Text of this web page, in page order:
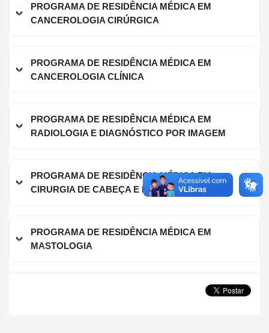
PROGRAMA DE RESIDÊNCIA MÉDICA EM
CANCEROLOGIA CIRÚRGICA
PROGRAMA DE RESIDÊNCIA MÉDICA EM
CANCEROLOGIA CLÍNICA
PROGRAMA DE RESIDÊNCIA MÉDICA EM
RADIOLOGIA E DIAGNÓSTICO POR IMAGEM
PROGRAMA DE RESIDÊNCIA MÉDICA EM
CIRURGIA DE CABEÇA E PESCOÇO
PROGRAMA DE RESIDÊNCIA MÉDICA EM
MASTOLOGIA